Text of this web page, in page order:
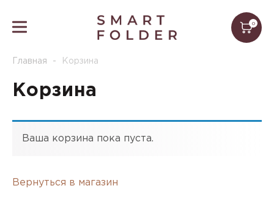
0
Главная - Корзина
Корзина
Ваша корзина пока пуста.
Вернуться в магазин